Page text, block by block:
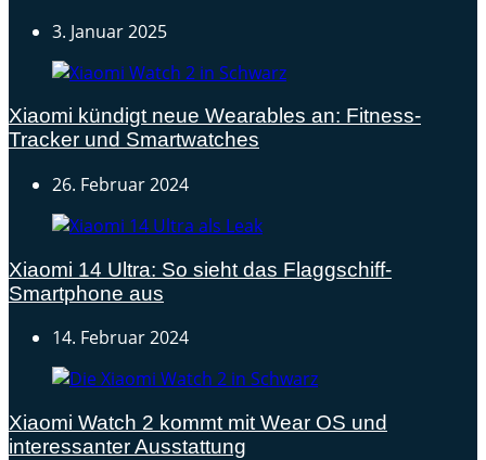
3. Januar 2025
Xiaomi kündigt neue Wearables an: Fitness-
Tracker und Smartwatches
26. Februar 2024
Xiaomi 14 Ultra: So sieht das Flaggschiff-
Smartphone aus
14. Februar 2024
Xiaomi Watch 2 kommt mit Wear OS und
interessanter Ausstattung